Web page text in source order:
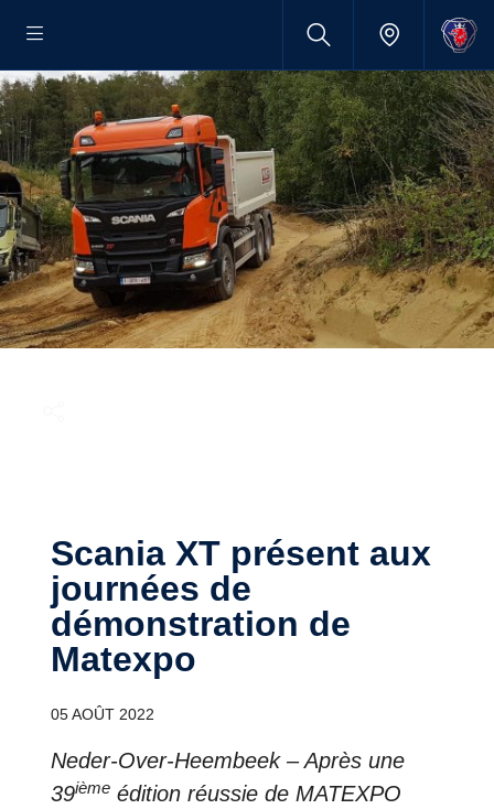
Scania XT présent aux
journées de
démonstration de
Matexpo
05 AOÛT 2022
Neder-Over-Heembeek – Après une
39ième édition réussie de MATEXPO